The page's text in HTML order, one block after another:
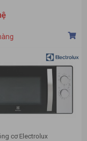
cơ Electrolux